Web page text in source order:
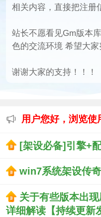
相关内容，直接把注册
站长不愿看见Gm版本
色的交流环境 希望大家
谢谢大家的支持！！！
[架设必备]引擎+
win7系统架设传
关于有些版本出
详细解读【持续更新